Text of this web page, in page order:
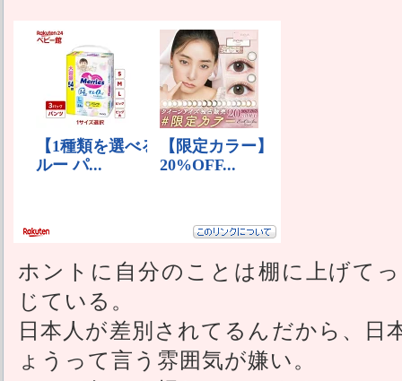
ホントに自分のことは棚に上げて
じている。
日本人が差別されてるんだから、日
ょうって言う雰囲気が嫌い。